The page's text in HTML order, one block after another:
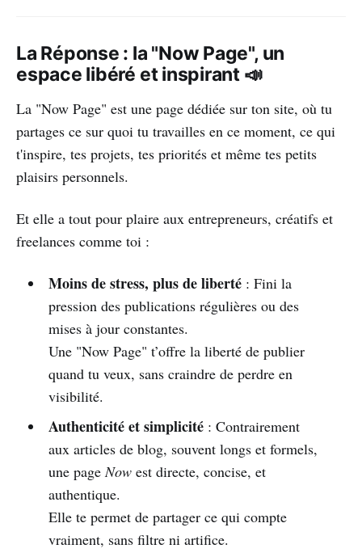
La Réponse : la "Now Page", un
espace libéré et inspirant 📣
La "Now Page" est une page dédiée sur ton site, où tu
partages ce sur quoi tu travailles en ce moment, ce qui
t'inspire, tes projets, tes priorités et même tes petits
plaisirs personnels.
Et elle a tout pour plaire aux entrepreneurs, créatifs et
freelances comme toi :
Moins de stress, plus de liberté: Fini la
pression des publications régulières ou des
mises à jour constantes.
Une "Now Page" t’offre la liberté de publier
quand tu veux, sans craindre de perdre en
visibilité.
Authenticité et simplicité: Contrairement
aux articles de blog, souvent longs et formels,
une pageNowest directe, concise, et
authentique.
Elle te permet de partager ce qui compte
vraiment, sans filtre ni artifice.